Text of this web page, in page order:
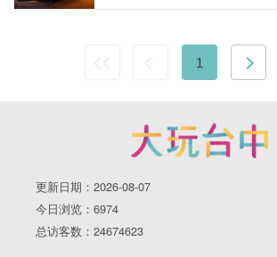
1
更新日期：2026-08-07
今日浏览：6974
总访客数：24674623